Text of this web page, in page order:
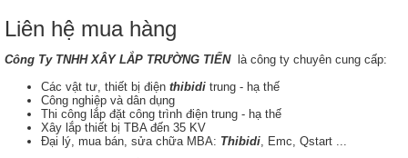
Liên hệ mua hàng
Công Ty TNHH XÂY LẮP TRƯỜNG TIẾNlà công ty chuyên cung cấp:
Các vật tư, thiết bị điện thibidi trung - hạ thế
Công nghiệp và dân dụng
Thi công lắp đặt công trình điện trung - hạ thế
Xây lắp thiết bị TBA đến 35 KV
Đại lý, mua bán, sửa chữa MBA: Thibidi , Emc, Qstart ...